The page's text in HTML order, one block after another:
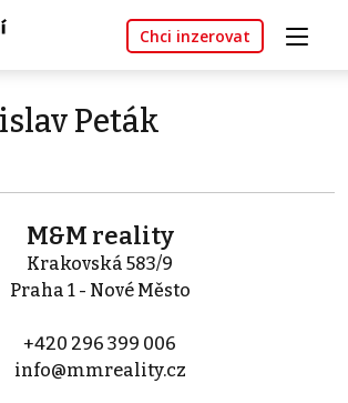
Chci inzerovat
Peták
M&M reality
Krakovská 583/9
Praha 1 - Nové Město
+420 296 399 006
info@mmreality.cz